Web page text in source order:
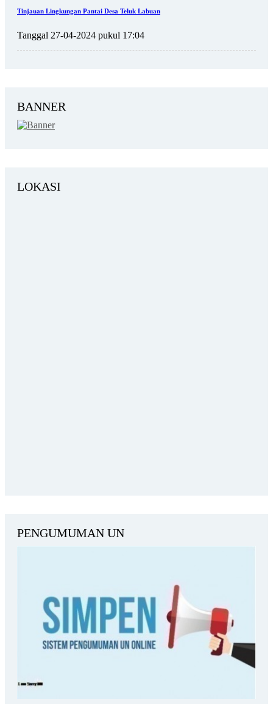
Tinjauan Lingkungan Pantai Desa Teluk Labuan
Tanggal 27-04-2024 pukul 17:04
BANNER
LOKASI
PENGUMUMAN UN